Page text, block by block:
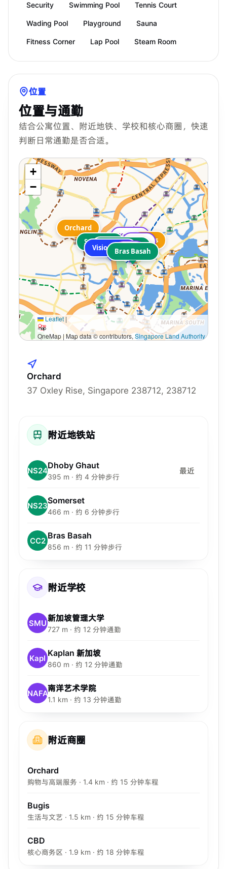
Security Swimming Pool Tennis Court
Wading Pool Playground Sauna
Fitness Corner Lap Pool Steam Room
位置
位置与通勤
结合公寓位置、附近地铁、学校和核心商圈，快速
判断日常通勤是否合适。
VisionCrest
Dhoby Ghaut
Somerset
Bras Basah
SMU
Kaplan
NAFA
Orchard
Bugis
+
−
Leaflet |
OneMap | Map data © contributors,Singapore Land Authority
Orchard
37 Oxley Rise, Singapore 238712, 238712
附近地铁站
NS24Dhoby Ghaut
395 m · 约 4 分钟步行
最近
NS23Somerset
466 m · 约 6 分钟步行
CC2 Bras Basah
856 m · 约 11 分钟步行
附近学校
SMU新加坡管理大学
727 m · 约 12 分钟通勤
Kapl Kaplan 新加坡
860 m · 约 12 分钟通勤
NAFA南洋艺术学院
1.1 km · 约 13 分钟通勤
附近商圈
Orchard
购物与高端服务 · 1.4 km · 约 15 分钟车程
Bugis
生活与文艺 · 1.5 km · 约 15 分钟车程
CBD
核心商务区 · 1.9 km · 约 18 分钟车程